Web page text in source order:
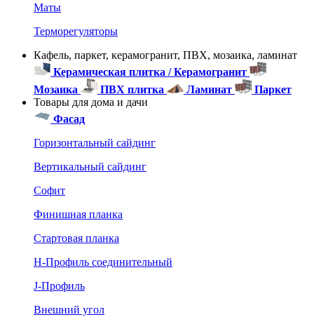
Маты
Терморегуляторы
Кафель, паркет, керамогранит, ПВХ, мозаика, ламинат
Керамическая плитка / Керамогранит
Мозаика
ПВХ плитка Ламинат
Паркет
Товары для дома и дачи
Фасад
Горизонтальный сайдинг
Вертикальный сайдинг
Софит
Финишная планка
Стартовая планка
Н-Профиль соединительный
J-Профиль
Внешний угол